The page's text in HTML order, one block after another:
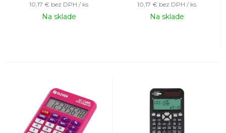
10,17 € bez DPH / ks
Na sklade
10,17 € bez DPH / ks
Na sklade